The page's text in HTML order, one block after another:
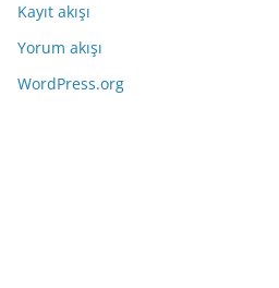
Kayıt akışı
Yorum akışı
WordPress.org